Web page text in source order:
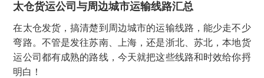
太仓货运公司与周边城市运输线路汇总
在太仓发货，搞清楚到周边城市的运输线路，能少走不少
弯路。不管是发往苏南、上海，还是浙北、苏北，本地货
运公司都有成熟的路线，今天就把这些线路和时效给你捋
明白！